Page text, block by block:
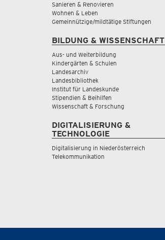
Sanieren & Renovieren
Wohnen & Leben
Gemeinnützige/mildtätige Stiftungen
BILDUNG & WISSENSCHAFT
Aus- und Weiterbildung
Kindergärten & Schulen
Landesarchiv
Landesbibliothek
Institut für Landeskunde
Stipendien & Beihilfen
Wissenschaft & Forschung
DIGITALISIERUNG &
TECHNOLOGIE
Digitalisierung in Niederösterreich
Telekommunikation